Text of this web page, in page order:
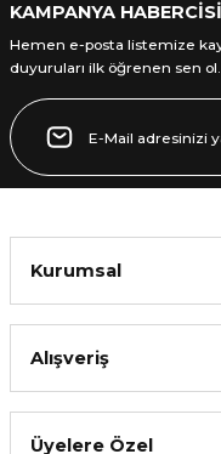
KAMPANYA HABERCİSİ
Hemen e-posta listemize
duyuruları ilk öğrenen sen ol.
Kurumsal
Alışveriş
Üyelere Özel